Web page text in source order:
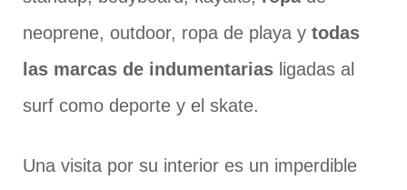
neoprene, outdoor, ropa de playa y todas
las marcas de indumentarias ligadas al
surf como deporte y el skate.
Una visita por su interior es un imperdible